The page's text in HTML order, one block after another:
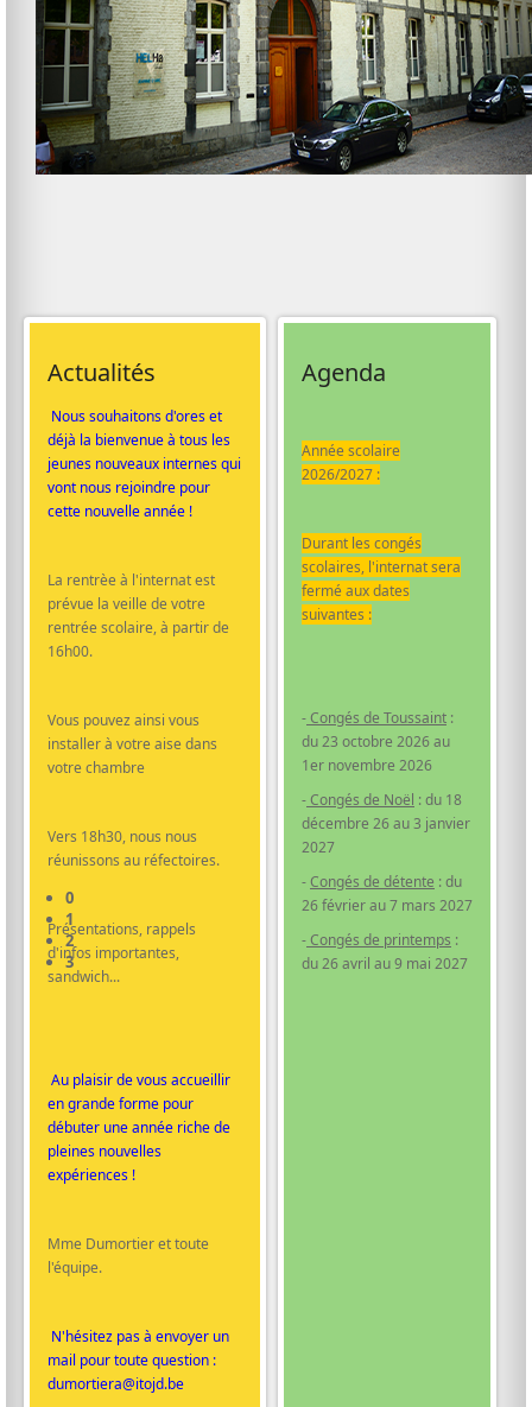
0
1
2
3
Actualités
Nous souhaitons d'ores et
déjà la bienvenue à tous les
jeunes nouveaux internes qui
vont nous rejoindre pour
cette nouvelle année !
La rentrèe à l'internat est
prévue la veille de votre
rentrée scolaire, à partir de
16h00.
Vous pouvez ainsi vous
installer à votre aise dans
votre chambre
Vers 18h30, nous nous
réunissons au réfectoires.
Présentations, rappels
d'infos importantes,
sandwich...
Au plaisir de vous accueillir
en grande forme pour
débuter une année riche de
pleines nouvelles
expériences !
Mme Dumortier et toute
l'équipe.
N'hésitez pas à envoyer un
mail pour toute question :
dumortiera@itojd.be
Agenda
Année scolaire
2026/2027 :
Durant les congés
scolaires, l'internat sera
fermé aux dates
suivantes :
-Congés de Toussaint :
du 23 octobre 2026 au
1er novembre 2026
-Congés de Noël : du 18
décembre 26 au 3 janvier
2027
-Congés de détente : du
26 février au 7 mars 2027
-Congés de printemps :
du 26 avril au 9 mai 2027